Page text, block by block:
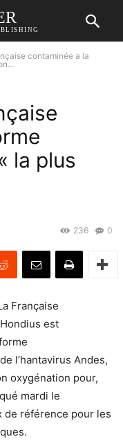
contaminée a la
la plus
0
236
Française
est
l’hantavirus Andes,
oxygénation pour,
mardi le
de référence pour les